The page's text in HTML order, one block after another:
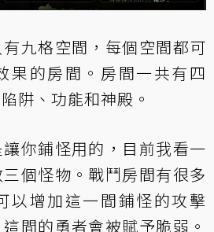
九格空間，每個空間都可
果的房間。房間一共有四
阱、功能和神殿。
你鋪怪用的，目前我看一
個怪物。戰鬥房間有很多
以增加這一間鋪怪的攻擊
間的勇者會被賦予脆弱。